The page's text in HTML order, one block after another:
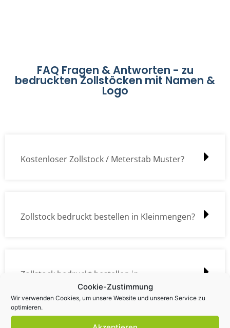
Cookie-Zustimmung
Wir verwenden Cookies, um unsere Website und unseren Service zu
optimieren.
FAQ Fragen & Antworten - zu
bedruckten Zollstöcken mit Namen &
Logo
Kostenloser Zollstock / Meterstab Muster?
Zollstock bedruckt bestellen in Kleinmengen?
Zollstock bedruckt bestellen in